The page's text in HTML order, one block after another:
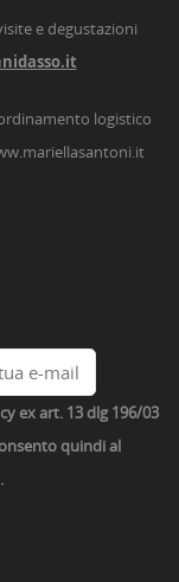
e degustazioni
logistico
ex art. 13 dlg 196/03
quindi al